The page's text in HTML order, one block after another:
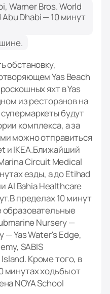
Warner Bros. World
Dhabi — 10 минут
обстановку,
Yas Beach
яхт в Yas
из ресторанов на
будут
комплекса, а за
можно отправиться
и IKEA.Ближайший
Circuit Medical
езды, а до Etihad
Al Bahia Healthcare
пределах 10 минут
Nursery —
— Yas Water's Edge,
SABIS
Кроме того, в
ходьбы от
NOYA School